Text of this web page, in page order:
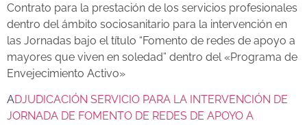
Contrato para la prestación de los servicios profesionales
dentro del ámbito sociosanitario para la intervención en
las Jornadas bajo el título “Fomento de redes de apoyo a
mayores que viven en soledad” dentro del «Programa de
Envejecimiento Activo»
ADJUDICACIÓN SERVICIO PARA LA INTERVENCIÓN DE
JORNADA DE FOMENTO DE REDES DE APOYO A